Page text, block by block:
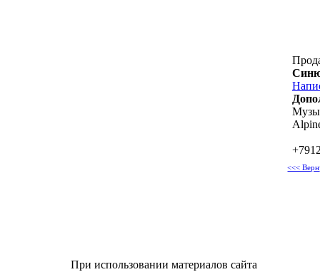
<<<
При использовании материалов сайта